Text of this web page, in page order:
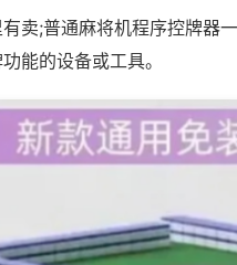
卖;普通麻将机程序控牌器
能的设备或工具。